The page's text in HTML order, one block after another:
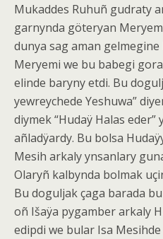
Mukaddes Ruhuñ gudraty
garnynda göteryan
dunya sag aman
Meryemi we bu babegi
elinde baryny etdi. Bu
yewreychede Yeshuwa”
diymek “Hudaÿ Halas eder”
añladÿardy. Bu bolsa
Mesih arkaly ynsanlary
Olaryñ kalbynda bolmak
Bu doguljak çaga barada
oñ Išaÿa pygamber arkaly
edipdi we bular Isa